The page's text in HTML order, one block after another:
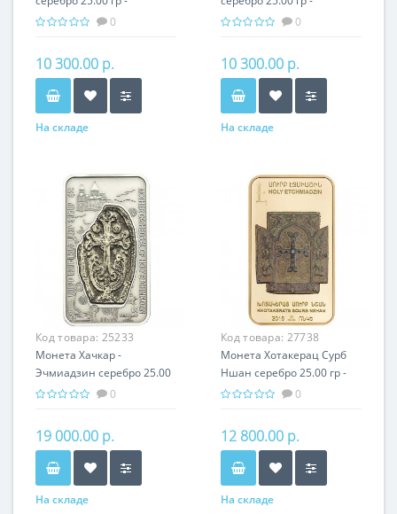
православный подарок
0
10 300.00 р.
На складе
православный подарок
0
10 300.00 р.
На складе
Код товара: 25233
Монета Хачкар -
Эчмиадзин серебро 25.00
гр - православный
0
19 000.00 р.
На складе
Код товара: 27738
Монета Хотакерац Сурб
Ншан серебро 25.00 гр -
православный подарок
0
12 800.00 р.
На складе